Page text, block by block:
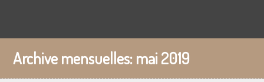
Archive mensuelles: mai 2019